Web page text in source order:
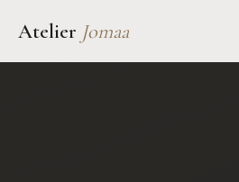
Atelier Jomaa